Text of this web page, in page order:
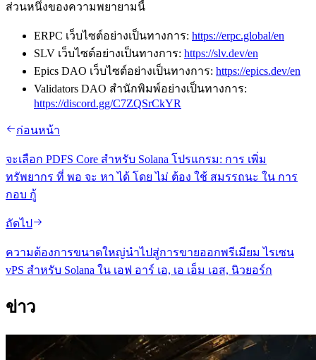
ส่วนหนึ่งของความพยายามนี้
ERPC เว็บไซต์อย่างเป็นทางการ: https://erpc.global/en
SLV เว็บไซต์อย่างเป็นทางการ: https://slv.dev/en
Epics DAO เว็บไซต์อย่างเป็นทางการ: https://epics.dev/en
Validators DAO สํานักพิมพ์อย่างเป็นทางการ:
https://discord.gg/C7ZQSrCkYR
ก่อนหน้า
จะเลือก PDFS Core สําหรับ Solana โปรแกรม: การ เพิ่ม
ทรัพยากร ที่ พอ จะ หา ได้ โดย ไม่ ต้อง ใช้ สมรรถนะ ใน การ
กอบ กู้
ถัดไป
ความต้องการขนาดใหญ่นําไปสู่การขายออกพรีเมียม ไรเซน
vPS สําหรับ Solana ใน เอฟ อาร์ เอ, เอ เอ็ม เอส, นิวยอร์ก
ข่าว